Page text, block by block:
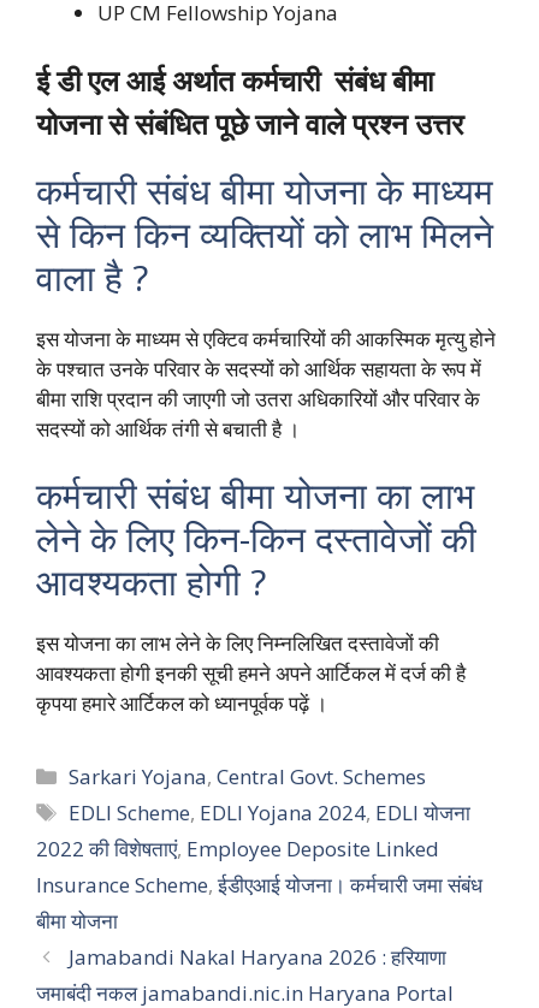
UP CM Fellowship Yojana
ई डी एल आई अर्थात कर्मचारी संबंध बीमा
योजना से संबंधित पूछे जाने वाले प्रश्न उत्तर
कर्मचारी संबंध बीमा योजना के माध्यम
से किन किन व्यक्तियों को लाभ मिलने
वाला है ?
इस योजना के माध्यम से एक्टिव कर्मचारियों की आकस्मिक मृत्यु होने
के पश्चात उनके परिवार के सदस्यों को आर्थिक सहायता के रूप में
बीमा राशि प्रदान की जाएगी जो उतरा अधिकारियों और परिवार के
सदस्यों को आर्थिक तंगी से बचाती है ।
कर्मचारी संबंध बीमा योजना का लाभ
लेने के लिए किन-किन दस्तावेजों की
आवश्यकता होगी ?
इस योजना का लाभ लेने के लिए निम्नलिखित दस्तावेजों की
आवश्यकता होगी इनकी सूची हमने अपने आर्टिकल में दर्ज की है
कृपया हमारे आर्टिकल को ध्यानपूर्वक पढ़ें ।
Categories
Sarkari Yojana,Central Govt. Schemes
Tags
EDLI Scheme, EDLI Yojana 2024, EDLI योजना
2022 की विशेषताएं, Employee Deposite Linked
Insurance Scheme,ईडीएआई योजना। कर्मचारी जमा संबंध
बीमा योजना
Jamabandi Nakal Haryana 2026 : हरियाणा
जमाबंदी नकल jamabandi.nic.in Haryana Portal